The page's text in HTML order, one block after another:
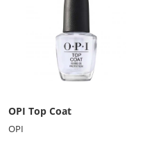
OPI Top Coat
OPI